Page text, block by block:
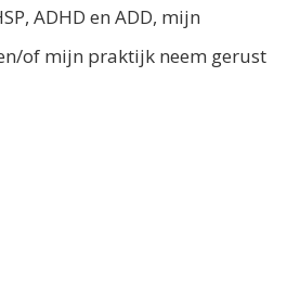
ADHD en ADD, mijn
of mijn praktijk neem gerust